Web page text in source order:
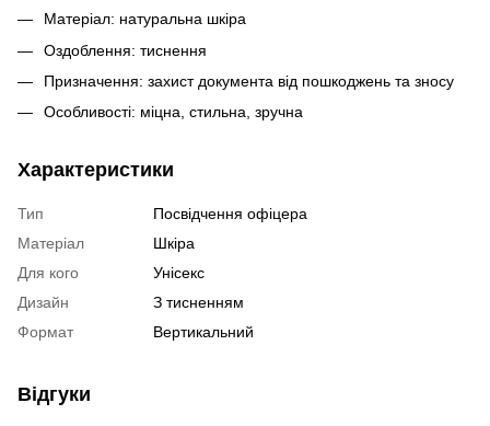
Матеріал: натуральна шкіра
Оздоблення: тиснення
Призначення: захист документа від пошкоджень та зносу
Особливості: міцна, стильна, зручна
Характеристики
Тип
Посвідчення офіцера
Матеріал
Шкіра
Для кого
Унісекс
Дизайн
З тисненням
Формат
Вертикальний
Відгуки